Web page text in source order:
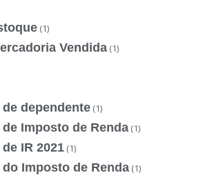
(1)
Vendida (1)
dependente (1)
Imposto de Renda (1)
IR 2021 (1)
Imposto de Renda (1)